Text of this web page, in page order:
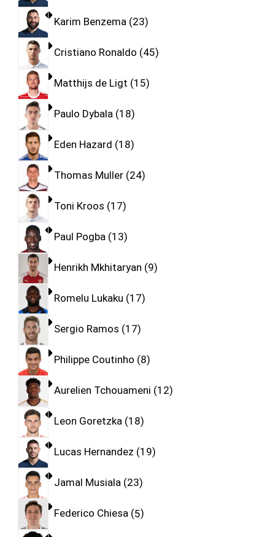
Karim Benzema 23
Cristiano Ronaldo 45
Matthijs de Ligt 15
Paulo Dybala 18
Eden Hazard 18
Thomas Muller 24
Toni Kroos 17
Paul Pogba 13
Henrikh Mkhitaryan 9
Romelu Lukaku 17
Sergio Ramos 17
Philippe Coutinho 8
Aurelien Tchouameni 12
Leon Goretzka 18
Lucas Hernandez 19
Jamal Musiala 23
Federico Chiesa 5